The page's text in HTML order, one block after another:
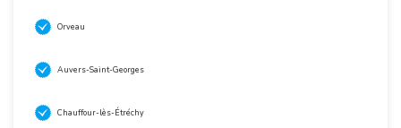
Orveau
Auvers-Saint-Georges
Chauffour-lès-Étréchy